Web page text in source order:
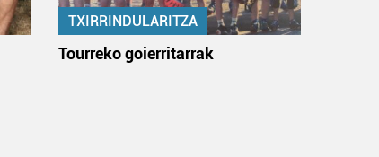
TXIRRINDULARITZA
Tourreko goierritarrak